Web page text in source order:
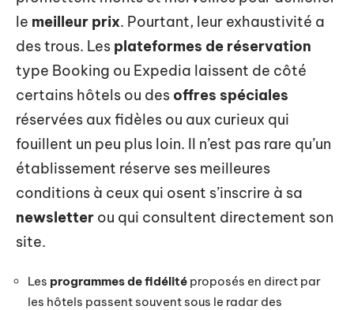
le meilleur prix. Pourtant, leur exhaustivité a
des trous. Les plateformes de réservation
type Booking ou Expedia laissent de côté
certains hôtels ou des offres spéciales
réservées aux fidèles ou aux curieux qui
fouillent un peu plus loin. Il n’est pas rare qu’un
établissement réserve ses meilleures
conditions à ceux qui osent s’inscrire à sa
newsletter ou qui consultent directement son
site.
Les programmes de fidélité proposés en direct par
les hôtels passent souvent sous le radar des